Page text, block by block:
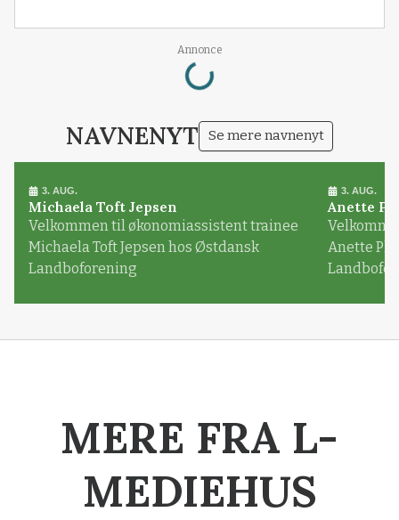
Annonce
Loading...
NAVNENYT Se mere navnenyt
3. AUG.
Michaela Toft Jepsen
Velkommen til økonomiassistent trainee
Michaela Toft Jepsen hos Østdansk
Landboforening
3. AUG.
Anette
Anette
MERE FRA L-
MEDIEHUS